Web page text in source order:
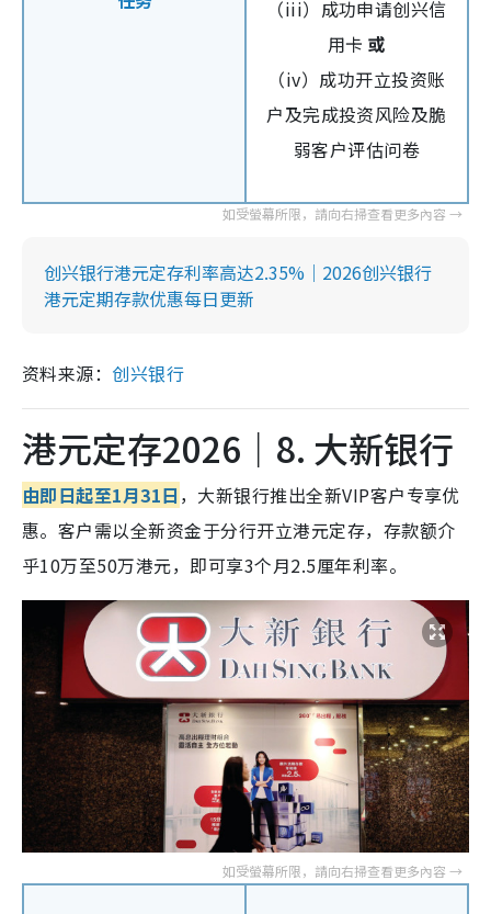
（iii）成功申请创兴信
用卡 或
（iv）成功开立投资账
户及完成投资风险及脆
弱客户评估问卷
创兴银行港元定存利率高达2.35%｜2026创兴银行
港元定期存款优惠每日更新
资料来源： 创兴银行
港元定存2026｜8. 大新银行
由即日起至1月31日 ，大新银行推出全新VIP客户专享优
惠。客户需以全新资金于分行开立港元定存，存款额介
乎10万至50万港元，即可享3个月2.5厘年利率。